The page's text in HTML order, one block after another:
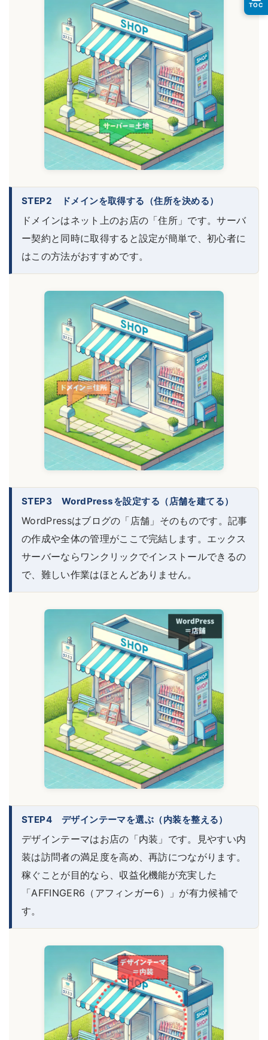
STEP2 ドメインを取得する（住所を決める）
ドメインはネット上のお店の「住所」です。サーバ
ー契約と同時に取得すると設定が簡単で、初心者に
はこの方法がおすすめです。
STEP3 WordPressを設定する（店舗を建てる）
WordPressはブログの「店舗」そのものです。記事
の作成や全体の管理がここで完結します。エックス
サーバーならワンクリックでインストールできるの
で、難しい作業はほとんどありません。
STEP4 デザインテーマを選ぶ（内装を整える）
デザインテーマはお店の「内装」です。見やすい内
装は訪問者の満足度を高め、再訪につながります。
稼ぐことが目的なら、収益化機能が充実した
「AFFINGER6（アフィンガー6）」が有力候補で
す。
TOC